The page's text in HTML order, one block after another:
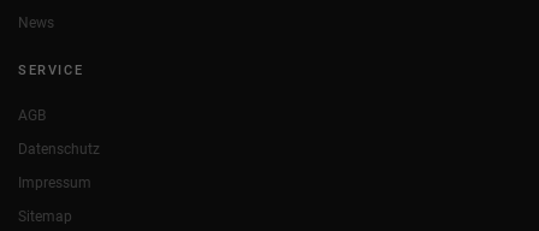
News
SERVICE
AGB
Datenschutz
Impressum
Sitemap